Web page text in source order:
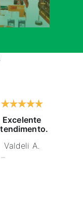
Excelente
Valdeli A.